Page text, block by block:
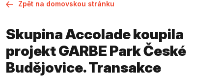
Zpět na domovskou stránku
Skupina Accolade koupila
projekt GARBE Park České
Budějovice. Transakce